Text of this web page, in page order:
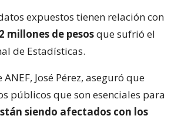
expuestos tienen relación con
millones de pesosque sufrió el
de Estadísticas.
José Pérez, aseguró que
públicos que son esenciales para
siendo afectados con los